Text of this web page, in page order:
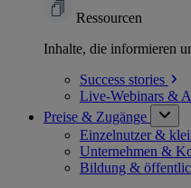
Ressourcen
Inhalte, die informieren
Success stories
Live-Webinars &
Preise & Zugänge
Einzelnutzer &
Unternehmen &
Bildung &